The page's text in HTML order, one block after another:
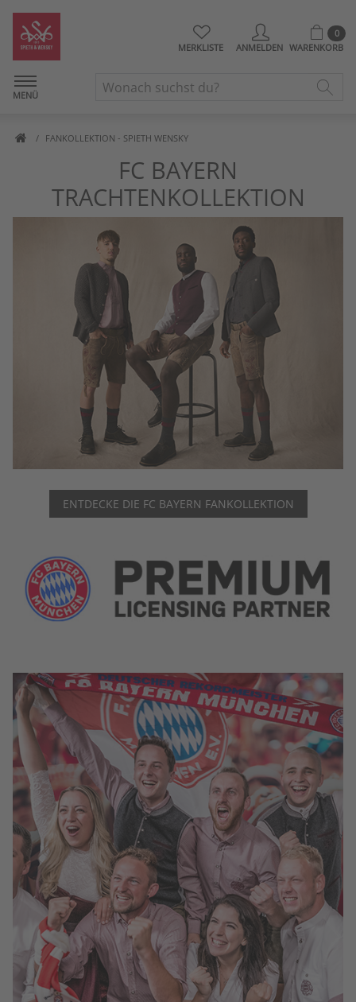
MERKLISTE ANMELDEN
0
WARENKORB
MENÜ
FANKOLLEKTION - SPIETH WENSKY
FC BAYERN
TRACHTENKOLLEKTION
ENTDECKE DIE FC BAYERN FANKOLLEKTION